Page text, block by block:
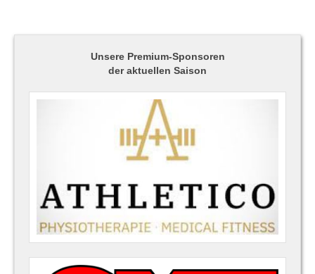
Unsere Premium-Sponsoren
der aktuellen Saison